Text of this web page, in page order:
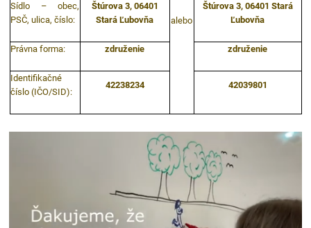
alebo
Sídlo – obec,
PSČ, ulica, číslo:
Štúrova 3, 06401
Stará Ľubovňa
Štúrova 3, 06401 Stará
Ľubovňa
Právna forma: združenie združenie
Identifikačné
číslo (IČO/SID):
42238234 42039801